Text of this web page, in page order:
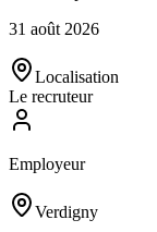
31 août 2026
Localisation
Le recruteur
Employeur
Verdigny